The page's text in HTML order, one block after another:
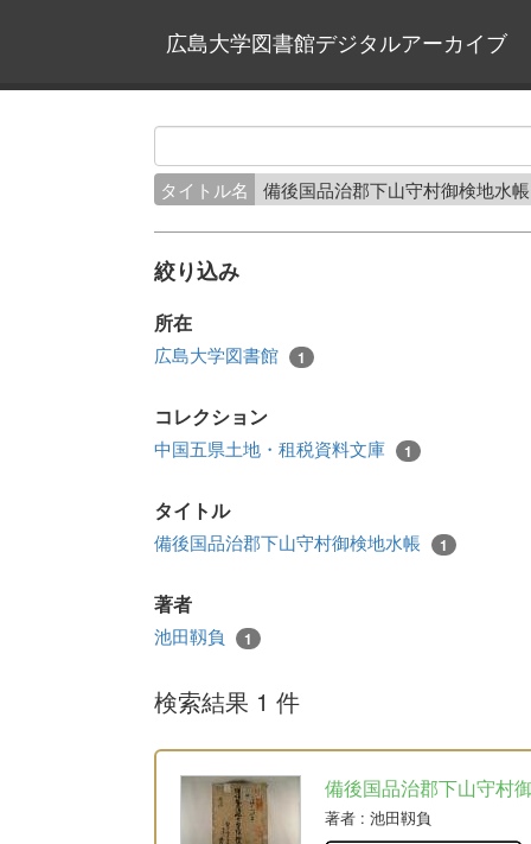
広島大学図書館デジタルアーカイブ
タイトル名 備後国品治郡下山守村御検地水
絞り込み
所在
広島大学図書館 1
コレクション
中国五県土地・租税資料文庫 1
タイトル
備後国品治郡下山守村御検地水帳 1
著者
池田靱負 1
検索結果 1 件
備後国品治郡下山守村
著者 : 池田靱負